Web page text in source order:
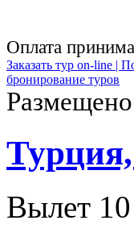
Оплата
Заказать тур on-line |
бронирование туров
Вылет 10